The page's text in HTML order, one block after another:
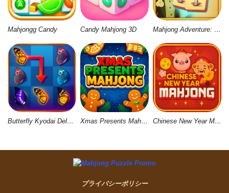
Mahjongg Candy Candy Mahjong 3D Mahjong Adventure: World Quest
Butterfly Kyodai Deluxe 2 Xmas Presents Mahjong Chinese New Year Mahjong
プライバシーポリシー